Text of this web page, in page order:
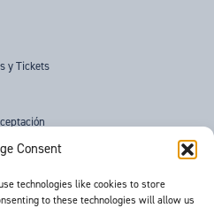
Consent
technologies like cookies to store
to these technologies will allow us
y Tickets